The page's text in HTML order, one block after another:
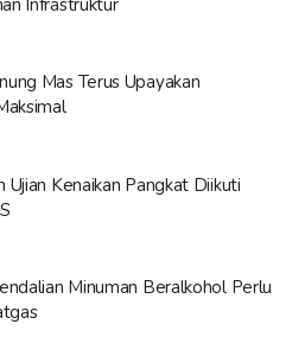
Mas Terus Upayakan
Ujian Kenaikan Pangkat Diikuti
Minuman Beralkohol Perlu